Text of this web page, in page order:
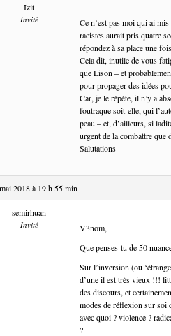
Izit
Invité
Ce n’est pas moi qui ai
racistes aurait pris quatre
répondez à sa place une
Cela dit, inutile de vous
que Lison – et
pour propager des idées
Car, je le répète, il n’y a
foutraque soit-elle, qui
peau – et, d’ailleurs, si
urgent de la combattre que
Salutations
2018 à 19 h 55 min
semirhuan
Invité
V3nom,
Que penses-tu de 50
Sur l’inversion (ou
d’une il est très vieux !!!
des discours, et
modes de réflexion sur soi
avec quoi ? violence ?
?